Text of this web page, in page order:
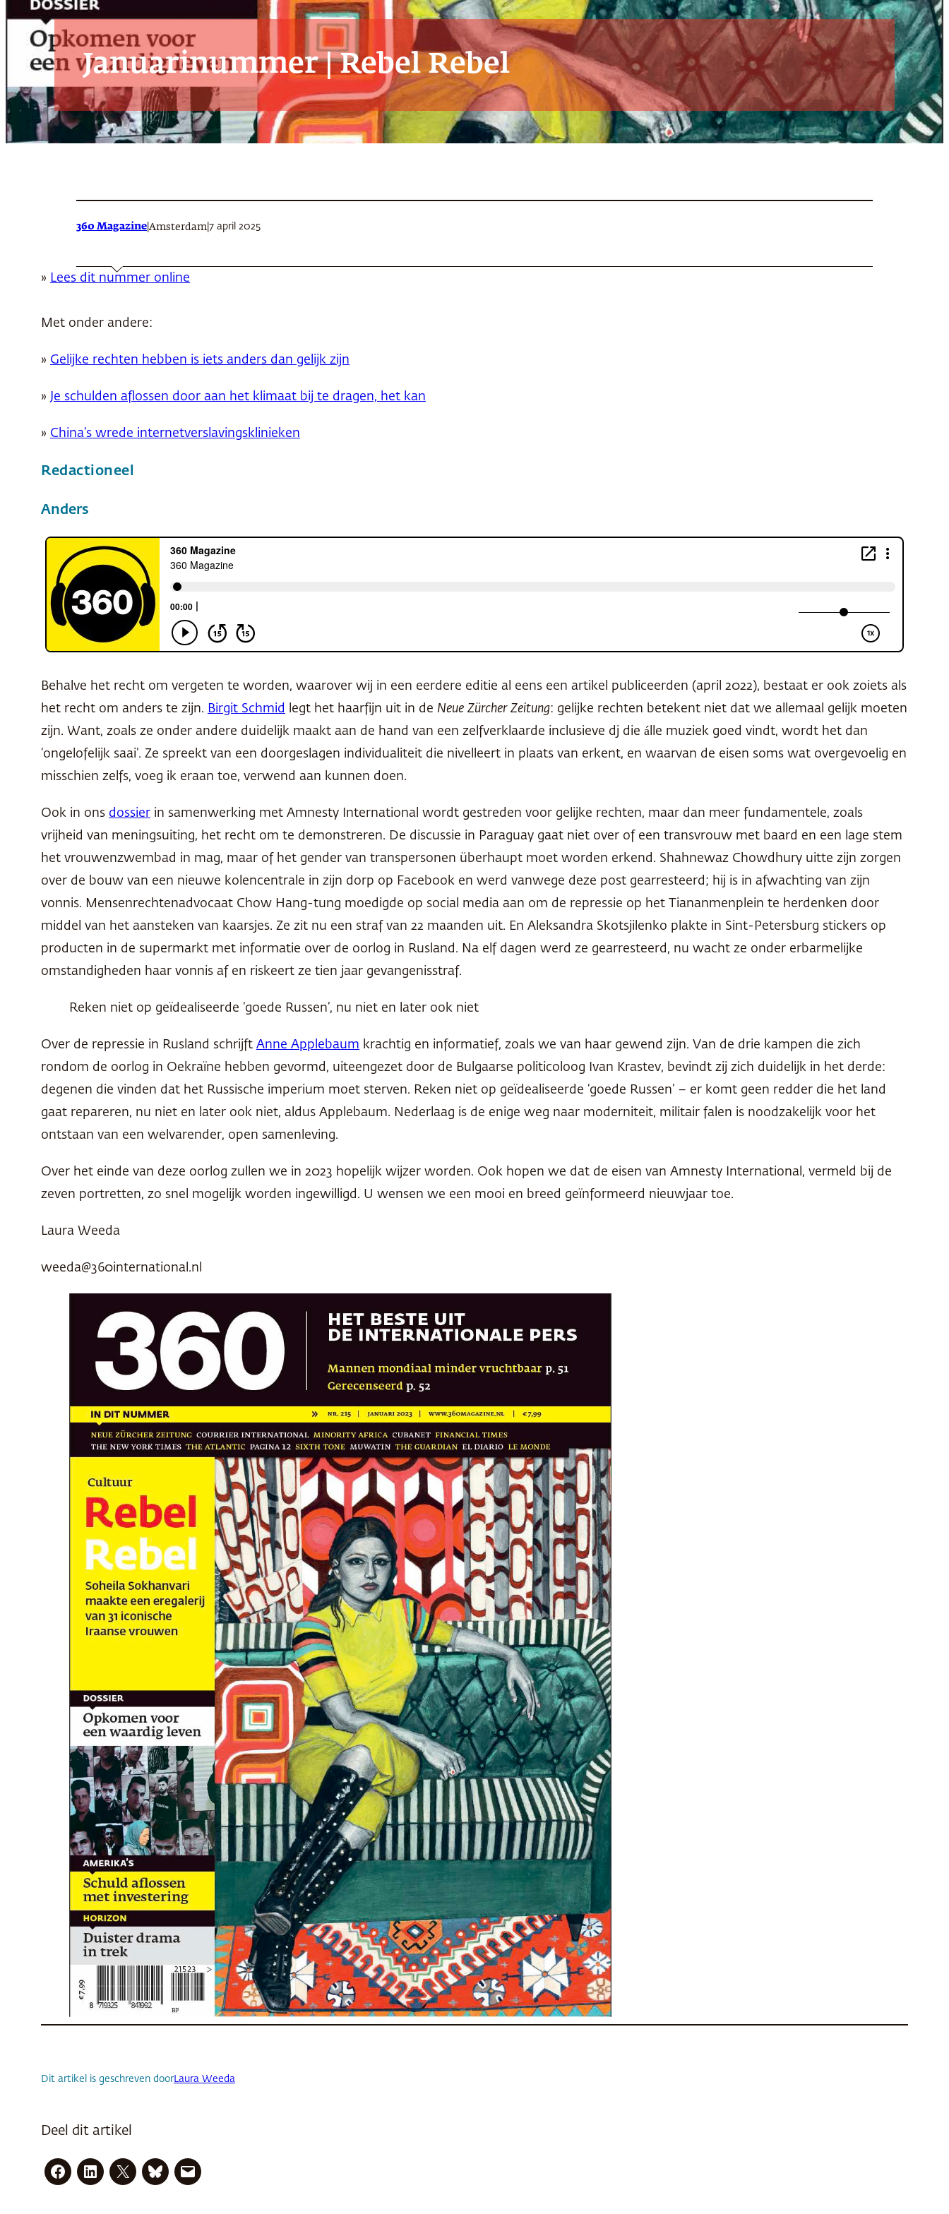
Januarinummer | Rebel Rebel
360 Magazine Amsterdam 7 april 2025
» Lees dit nummer online
Met onder andere:
» Gelijke rechten hebben is iets anders dan gelijk zijn
» Je schulden aflossen door aan het klimaat bij te dragen, het kan
» China’s wrede internetverslavingsklinieken
Redactioneel
Anders
Behalve het recht om vergeten te worden, waarover wij in een eerdere editie al eens een artikel publiceerden (april 2022), bestaat er ook zoiets als
het recht om anders te zijn. Birgit Schmid legt het haarfijn uit in de Neue Zürcher Zeitung: gelijke rechten betekent niet dat we allemaal gelijk moeten
zijn. Want, zoals ze onder andere duidelijk maakt aan de hand van een zelfverklaarde inclusieve dj die álle muziek goed vindt, wordt het dan
‘ongelofelijk saai’. Ze spreekt van een doorgeslagen individualiteit die nivelleert in plaats van erkent, en waarvan de eisen soms wat overgevoelig en
misschien zelfs, voeg ik eraan toe, verwend aan kunnen doen.
Ook in ons dossier in samenwerking met Amnesty International wordt gestreden voor gelijke rechten, maar dan meer fundamentele, zoals
vrijheid van meningsuiting, het recht om te demonstreren. De discussie in Paraguay gaat niet over of een transvrouw met baard en een lage stem
het vrouwenzwembad in mag, maar of het gender van transpersonen überhaupt moet worden erkend. Shahnewaz Chowdhury uitte zijn zorgen
over de bouw van een nieuwe kolencentrale in zijn dorp op Facebook en werd vanwege deze post gearresteerd; hij is in afwachting van zijn
vonnis. Mensenrechtenadvocaat Chow Hang-tung moedigde op social media aan om de repressie op het Tiananmenplein te herdenken door
middel van het aansteken van kaarsjes. Ze zit nu een straf van 22 maanden uit. En Aleksandra Skotsjilenko plakte in Sint-Petersburg stickers op
producten in de supermarkt met informatie over de oorlog in Rusland. Na elf dagen werd ze gearresteerd, nu wacht ze onder erbarmelijke
omstandigheden haar vonnis af en riskeert ze tien jaar gevangenisstraf.
Reken niet op geïdealiseerde ‘goede Russen’, nu niet en later ook niet
Over de repressie in Rusland schrijft Anne Applebaum krachtig en informatief, zoals we van haar gewend zijn. Van de drie kampen die zich
rondom de oorlog in Oekraïne hebben gevormd, uiteengezet door de Bulgaarse politicoloog Ivan Krastev, bevindt zij zich duidelijk in het derde:
degenen die vinden dat het Russische imperium moet sterven. Reken niet op geïdealiseerde ‘goede Russen’ – er komt geen redder die het land
gaat repareren, nu niet en later ook niet, aldus Applebaum. Nederlaag is de enige weg naar moderniteit, militair falen is noodzakelijk voor het
ontstaan van een welvarender, open samenleving.
Over het einde van deze oorlog zullen we in 2023 hopelijk wijzer worden. Ook hopen we dat de eisen van Amnesty International, vermeld bij de
zeven portretten, zo snel mogelijk worden ingewilligd. U wensen we een mooi en breed geïnformeerd nieuwjaar toe.
Laura Weeda
weeda@360international.nl
Dit artikel is geschreven doorLaura Weeda
Deel dit artikel